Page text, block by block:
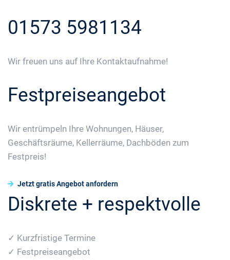
01573 5981134
Wir freuen uns auf Ihre Kontaktaufnahme!
Festpreiseangebot
Wir entrümpeln Ihre Wohnungen, Häuser,
Geschäftsräume, Kellerräume, Dachböden zum
Festpreis!
Jetzt gratis Angebot anfordern
Diskrete + respektvolle
✓ Kurzfristige Termine
✓ Festpreiseangebot